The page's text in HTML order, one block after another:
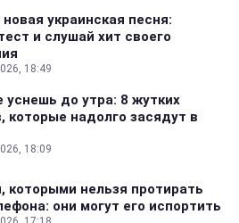
украинская песня:
и слушай хит своего
18:49
уснешь до утра: 8 жутких
которые надолго засядут в
18:09
которыми нельзя протирать
они могут его испортить